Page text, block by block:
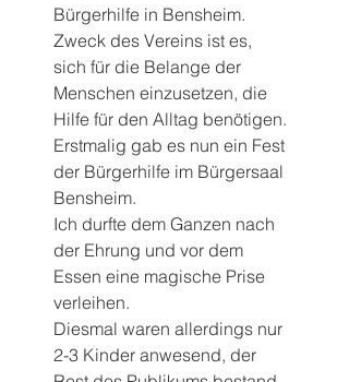
Bürgerhilfe in Bensheim.
Zweck des Vereins ist es,
sich für die Belange der
Menschen einzusetzen, die
Hilfe für den Alltag benötigen.
Erstmalig gab es nun ein Fest
der Bürgerhilfe im Bürgersaal
Bensheim.
Ich durfte dem Ganzen nach
der Ehrung und vor dem
Essen eine magische Prise
verleihen.
Diesmal waren allerdings nur
2-3 Kinder anwesend, der